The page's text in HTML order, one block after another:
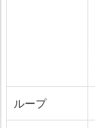
ループ